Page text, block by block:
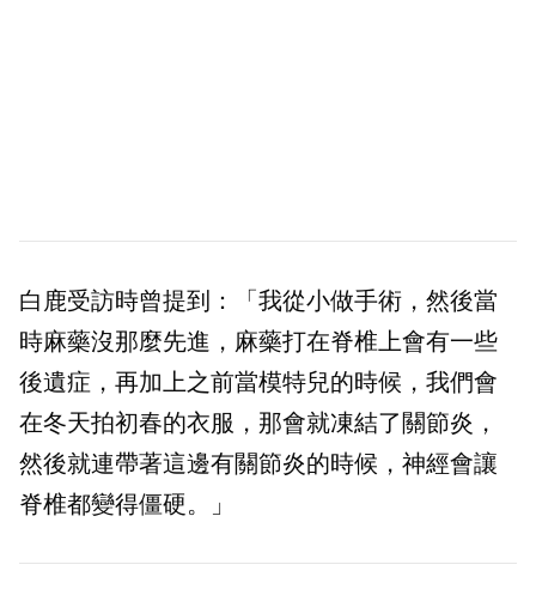
白鹿受訪時曾提到：「我從小做手術，然後當
時麻藥沒那麼先進，麻藥打在脊椎上會有一些
後遺症，再加上之前當模特兒的時候，我們會
在冬天拍初春的衣服，那會就凍結了關節炎，
然後就連帶著這邊有關節炎的時候，神經會讓
脊椎都變得僵硬。」